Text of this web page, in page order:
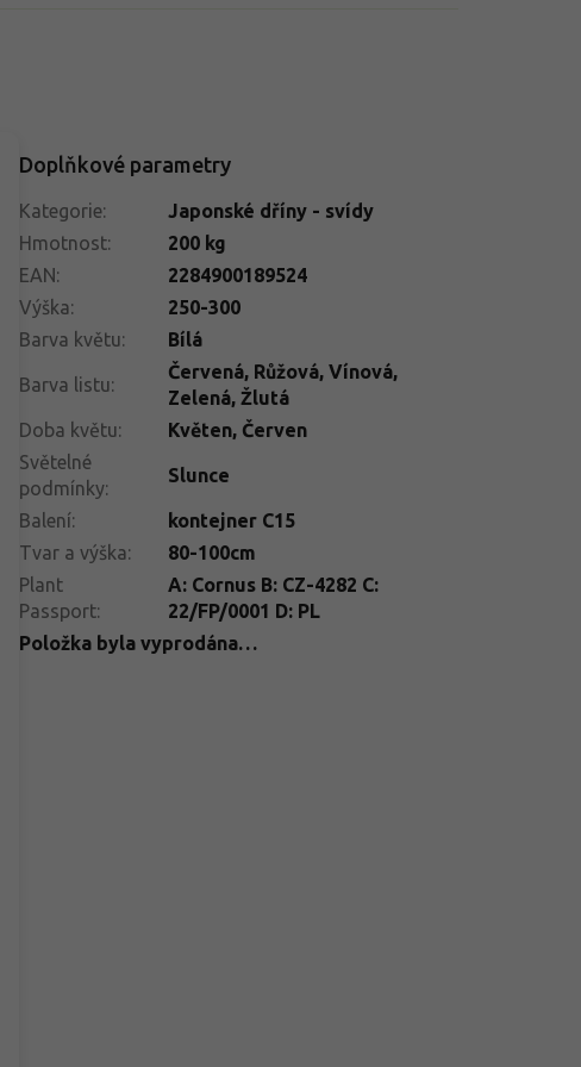
Doplňkové parametry
Kategorie:
Japonské dříny - svídy
Hmotnost:
200 kg
EAN:
2284900189524
Výška:
250-300
Barva květu: Bílá
Barva listu:
Červená, Růžová, Vínová,
Zelená, Žlutá
Doba květu: Květen, Červen
Světelné
podmínky:
Slunce
Balení:
kontejner C15
Tvar a výška:
80-100cm
Plant
Passport:
A: Cornus B: CZ-4282 C:
22/FP/0001 D: PL
Položka byla vyprodána…